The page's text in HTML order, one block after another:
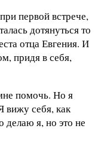
первой встрече,
дотянуться то
отца Евгения. И
придя в себя,
помочь. Но я
вижу себя, как
делаю я, но это не